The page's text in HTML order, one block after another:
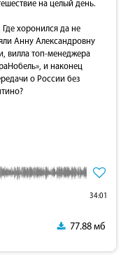
на целый день.
хоронился да не
Анну Александровну
вилла топ-менеджера
и наконец
о России без
34:01
77.88 мб